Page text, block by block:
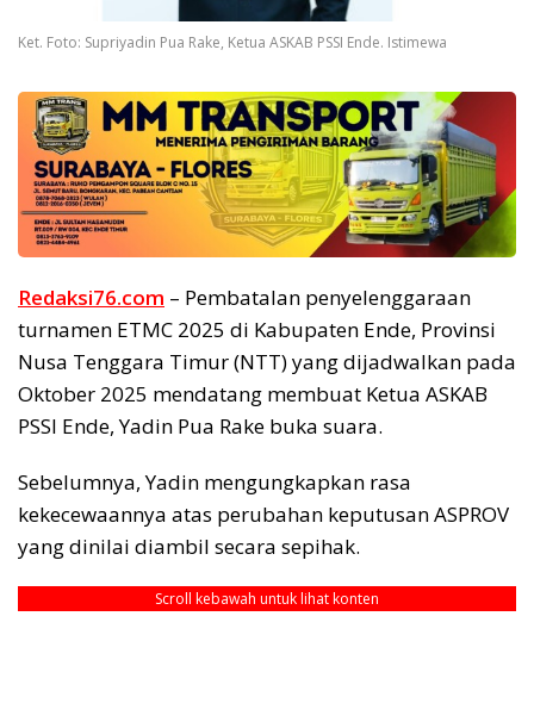
Ket. Foto: Supriyadin Pua Rake, Ketua ASKAB PSSI Ende. Istimewa
Redaksi76.com – Pembatalan penyelenggaraan
turnamen ETMC 2025 di Kabupaten Ende, Provinsi
Nusa Tenggara Timur (NTT) yang dijadwalkan pada
Oktober 2025 mendatang membuat Ketua ASKAB
PSSI Ende, Yadin Pua Rake buka suara.
Sebelumnya, Yadin mengungkapkan rasa
kekecewaannya atas perubahan keputusan ASPROV
yang dinilai diambil secara sepihak.
Scroll kebawah untuk lihat konten